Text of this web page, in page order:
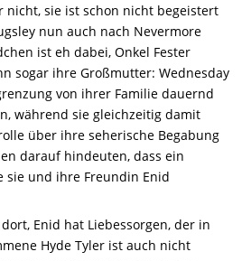
nicht, sie ist schon nicht begeistert
nun auch nach Nevermore
ist eh dabei, Onkel Fester
sogar ihre Großmutter: Wednesday
von ihrer Familie dauernd
während sie gleichzeitig damit
über ihre seherische Begabung
darauf hindeuten, dass ein
sie und ihre Freundin Enid
Enid hat Liebessorgen, der in
Hyde Tyler ist auch nicht